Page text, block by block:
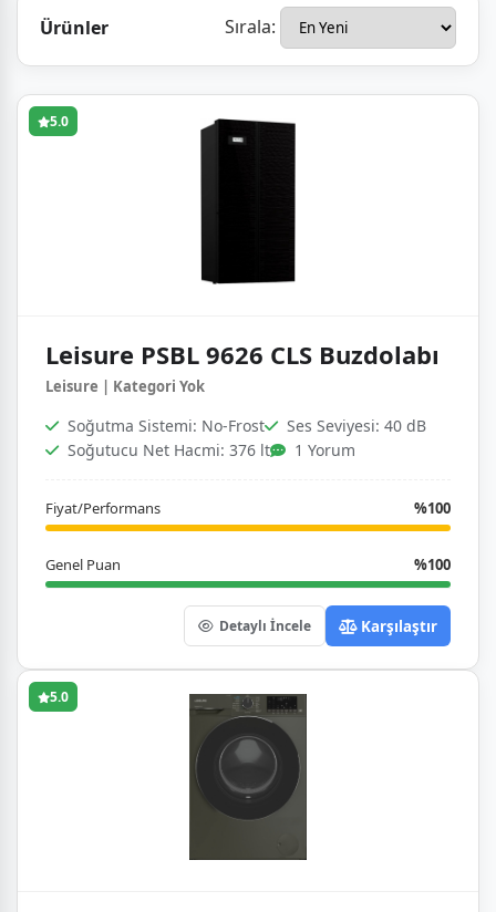
Ürünler Sırala:
5.0
Leisure PSBL 9626 CLS Buzdolabı
Leisure | Kategori Yok
Soğutma Sistemi: No-Frost
Ses Seviyesi: 40 dB
Soğutucu Net Hacmi: 376 lt
1 Yorum
Fiyat/Performans %100
Genel Puan %100
Detaylı İncele Karşılaştır
5.0